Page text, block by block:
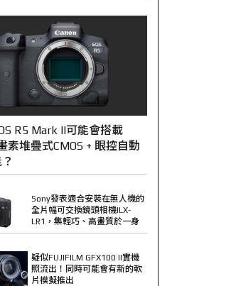
R5 Mark II可能會搭載
素堆疊式CMOS + 眼控自動
Sony發表適合安裝在無人機的
全片幅可交換鏡頭相機ILX-
LR1，集輕巧、高畫質於一身
疑似FUJIFILM GFX100 II實機
照流出！同時可能會有新的軟
片模擬推出